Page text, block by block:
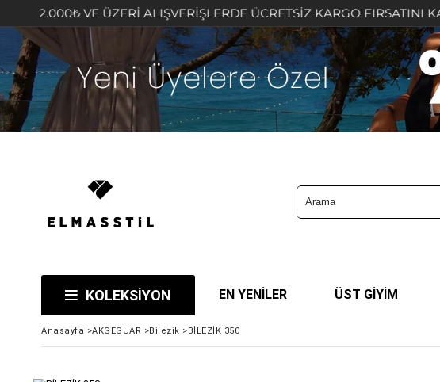
ÜZERİ ALIŞVERİŞLERDE ÜCRETSİZ KARGO FIRSATINI KAÇIRMAYIN! 🤍
KOLEKSİYON EN YENİLER ÜST GİYİM
Anasayfa >AKSESUAR >Bilezik >BİLEZİK 350